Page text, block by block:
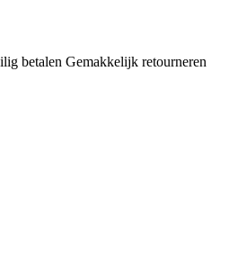
betalen Gemakkelijk retourneren